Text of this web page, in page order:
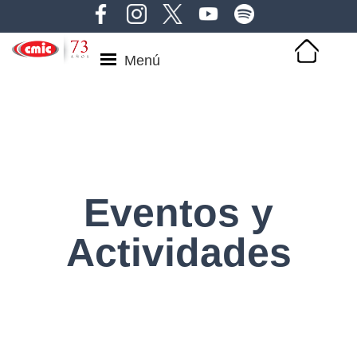
Menú
Eventos y
Actividades